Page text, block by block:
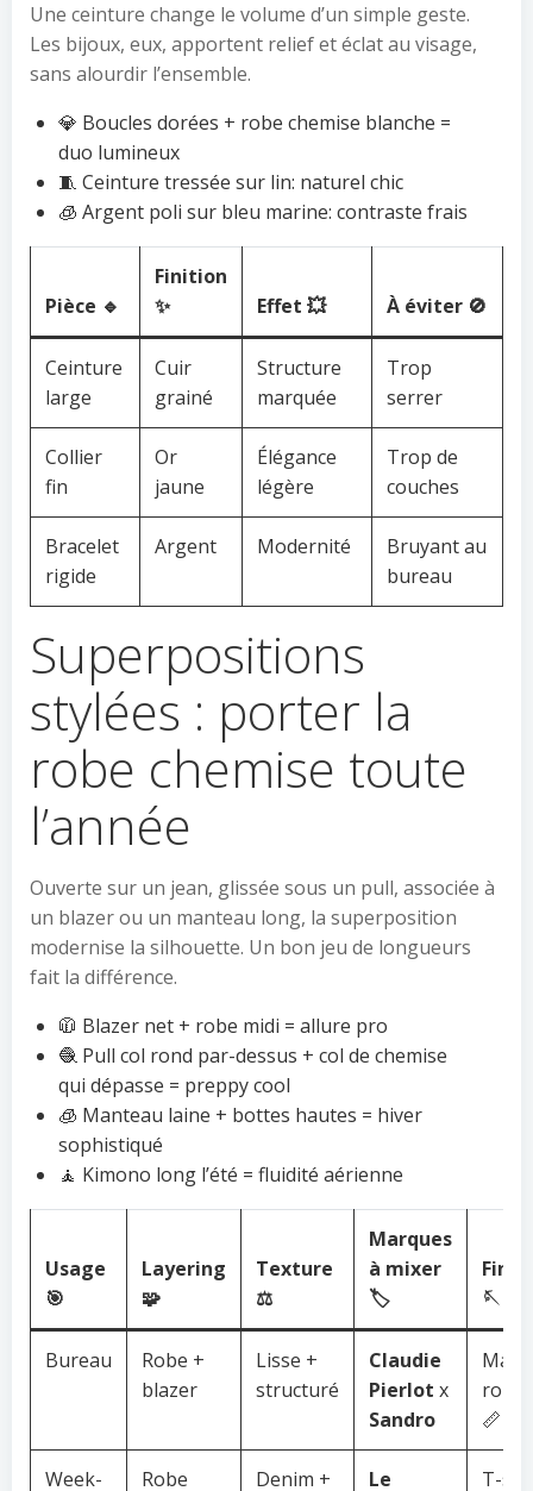
Une ceinture change le volume d’un simple geste.
Les bijoux, eux, apportent relief et éclat au visage,
sans alourdir l’ensemble.
💎 Boucles dorées + robe chemise blanche =
duo lumineux
🧵 Ceinture tressée sur lin: naturel chic
🧊 Argent poli sur bleu marine: contraste frais
Pièce 🔹
Finition
✨
Effet 💥 À éviter 🚫
Ceinture
large
Cuir
grainé
Structure
marquée
Trop
serrer
Collier
fin
Or
jaune
Élégance
légère
Trop de
couches
Bracelet
rigide
Argent Modernité
Bruyant au
bureau
Superpositions
stylées : porter la
robe chemise toute
l’année
Ouverte sur un jean, glissée sous un pull, associée à
un blazer ou un manteau long, la superposition
modernise la silhouette. Un bon jeu de longueurs
fait la différence.
🧥 Blazer net + robe midi = allure pro
🧶 Pull col rond par-dessus + col de chemise
qui dépasse = preppy cool
🧊 Manteau laine + bottes hautes = hiver
sophistiqué
🧘 Kimono long l’été = fluidité aérienne
Usage
🎯
Layering
🧩
Texture
⚖️
Marques
à mixer
🏷️
🪡
Bureau
Robe +
blazer
Lisse +
structuré
Claudie
Pierlot x
Sandro
📏
Week- Robe Denim + Le T-